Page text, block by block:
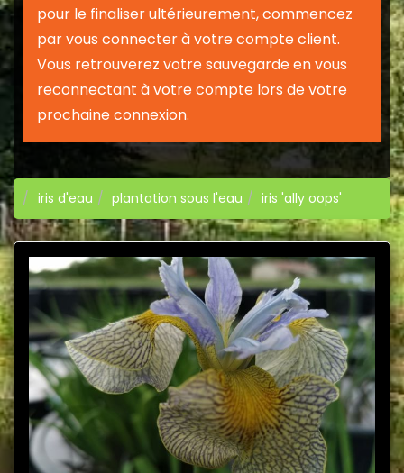
pour le finaliser ultérieurement, commencez
par vous connecter à votre compte client.
Vous retrouverez votre sauvegarde en vous
reconnectant à votre compte lors de votre
prochaine connexion.
iris d'eau plantation sous l'eau iris 'ally oops'